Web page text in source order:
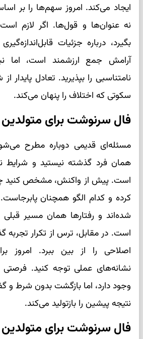
ایجاد می‌کند. امروز سهم‌ها را بر
نه عنوان‌ها و قول‌ها. اگر لازم
بگیرد، درباره جزئیات
آرامش جمع ارزشمند است، اما
نامتناسبی را بپذیرید. تعادل پایدار
سکوتی که اختلاف را پنهان می‌کند.
فال سرنوشت برای متولدین
مسئله‌ای قدیمی دوباره مطرح
همان فرد گذشته نیستید و شرایط
است. پیش از واکنش، مشخص کنید
کرده و کدام الگو همچنان پابرجاست.
شده‌اند و رفتارها همان مسیر قبلی
است. در مقابل، ترس از تکرار تجربه
اصلاحی را از بین ببرد. امروز
نشانه‌های عملی توجه کنید. فرصتی
وجود دارد، اما بازگشت بدون شرط و
نتیجه پیشین را بازتولید می‌کند.
فال سرنوشت برای متولدین